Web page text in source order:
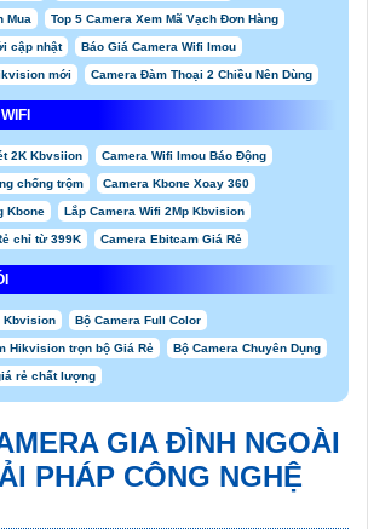
Mua Top 5 Camera Xem Mã Vạch Đơn Hàng
cập nhật Báo Giá Camera Wifi Imou
mới Camera Đàm Thoại 2 Chiều Nên Dùng
2K Kbvsiion Camera Wifi Imou Báo Động
chống trộm Camera Kbone Xoay 360
Kbone Lắp Camera Wifi 2Mp Kbvision
chỉ từ 399K Camera Ebitcam Giá Rẻ
Kbvision Bộ Camera Full Color
Hikvision trọn bộ Giá Rẻ Bộ Camera Chuyên Dụng
rẻ chất lượng
GIA ĐÌNH NGOÀI
PHÁP CÔNG NGHỆ